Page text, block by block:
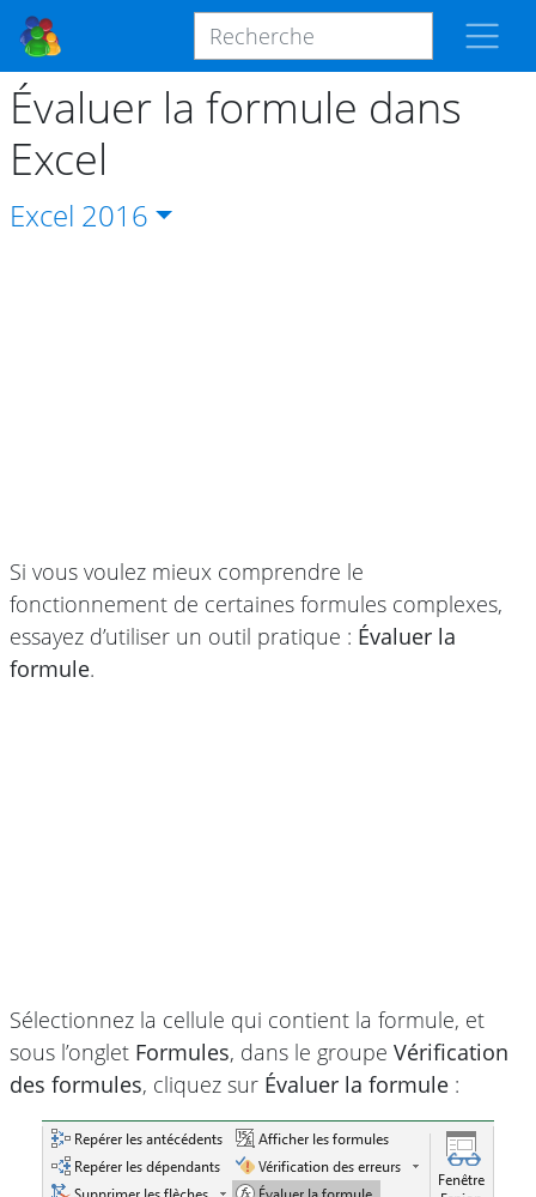
Évaluer la formule dans
Excel
Excel 2016
Si vous voulez mieux comprendre le
fonctionnement de certaines formules complexes,
essayez d’utiliser un outil pratique : Évaluer la
formule.
Sélectionnez la cellule qui contient la formule, et
sous l’onglet Formules, dans le groupe Vérification
des formules, cliquez sur Évaluer la formule :